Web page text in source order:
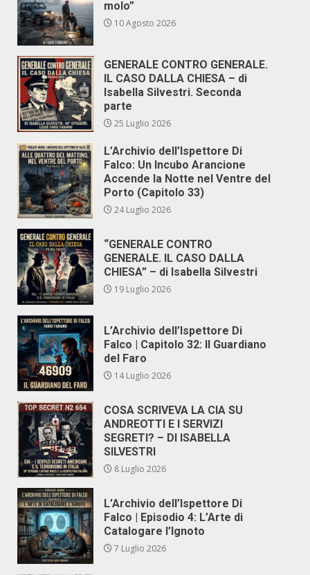
molo”
10 Agosto 2026
GENERALE CONTRO GENERALE.
IL CASO DALLA CHIESA – di
Isabella Silvestri. Seconda
parte
25 Luglio 2026
L’Archivio dell’Ispettore Di
Falco: Un Incubo Arancione
Accende la Notte nel Ventre del
Porto (Capitolo 33)
24 Luglio 2026
“GENERALE CONTRO
GENERALE. IL CASO DALLA
CHIESA” – di Isabella Silvestri
19 Luglio 2026
L’Archivio dell’Ispettore Di
Falco | Capitolo 32: Il Guardiano
del Faro
14 Luglio 2026
COSA SCRIVEVA LA CIA SU
ANDREOTTI E I SERVIZI
SEGRETI? – DI ISABELLA
SILVESTRI
8 Luglio 2026
L’Archivio dell’Ispettore Di
Falco | Episodio 4: L’Arte di
Catalogare l’Ignoto
7 Luglio 2026